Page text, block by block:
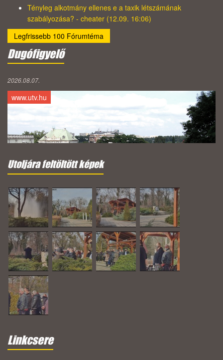
Tényleg alkotmány ellenes e a taxik létszámának
szabályozása? - cheater (12.09. 16:06)
Legfrissebb 100 Fórumtéma
Dugófigyelő
2026.08.07.
www.utv.hu
Utoljára feltöltött képek
Linkcsere